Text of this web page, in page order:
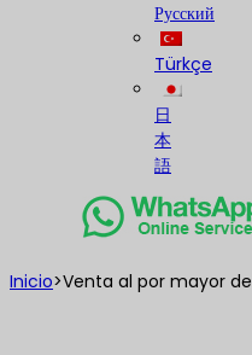
Русский
Türkçe
日
本
語
Inicio>Venta al por mayor